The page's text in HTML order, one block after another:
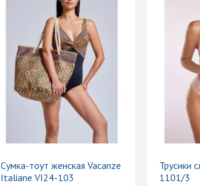
Сумка-тоут женская Vacanze
Italiane VI24-103
Трусики
1101/3